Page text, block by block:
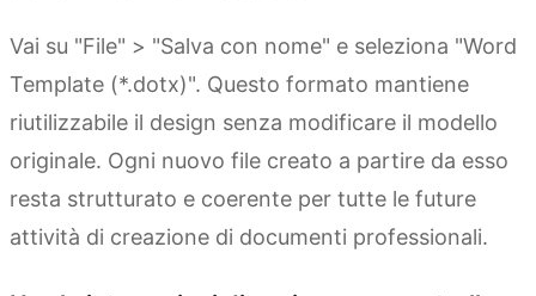
Vai su "File" > "Salva con nome" e seleziona "Word
Template (*.dotx)". Questo formato mantiene
riutilizzabile il design senza modificare il modello
originale. Ogni nuovo file creato a partire da esso
resta strutturato e coerente per tutte le future
attività di creazione di documenti professionali.